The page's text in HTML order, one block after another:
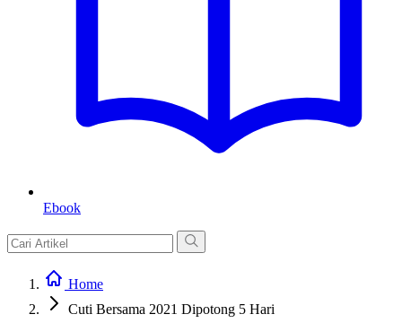
Ebook
Home
Cuti Bersama 2021 Dipotong 5 Hari